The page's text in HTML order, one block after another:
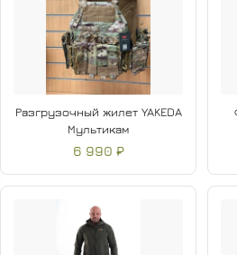
Разгрузочный жилет YAKEDA
Мультикам
6 990 ₽